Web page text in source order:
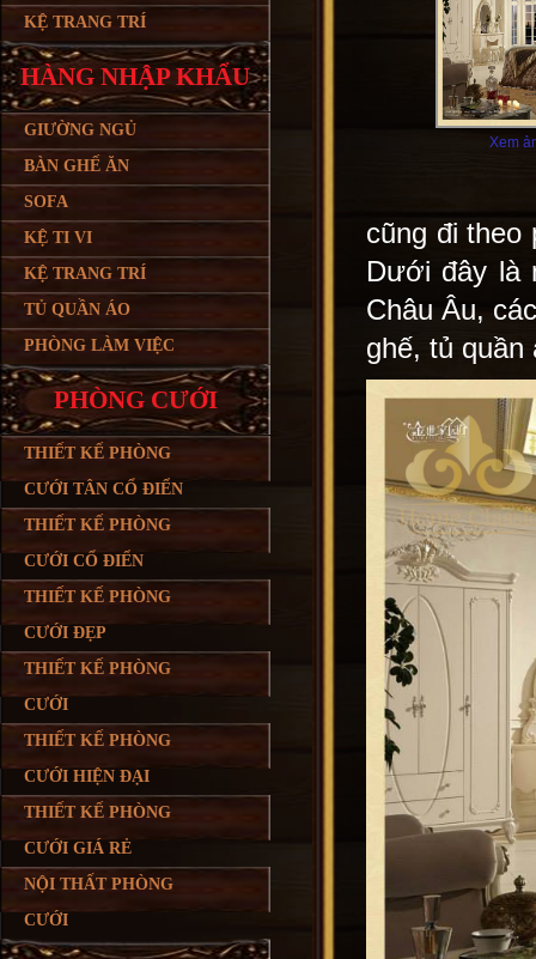
KỆ TRANG TRÍ
HÀNG NHẬP KHẨU
GIƯỜNG NGỦ
BÀN GHẾ ĂN
SOFA
KỆ TI VI
KỆ TRANG TRÍ
TỦ QUẦN ÁO
PHÒNG LÀM VIỆC
PHÒNG CƯỚI
THIẾT KẾ PHÒNG
CƯỚI TÂN CỔ ĐIỂN
THIẾT KẾ PHÒNG
CƯỚI CỔ ĐIỂN
THIẾT KẾ PHÒNG
CƯỚI ĐẸP
THIẾT KẾ PHÒNG
CƯỚI
THIẾT KẾ PHÒNG
CƯỚI HIỆN ĐẠI
THIẾT KẾ PHÒNG
CƯỚI GIÁ RẺ
NỘI THẤT PHÒNG
CƯỚI
Xem
cũng đi theo
Dưới đây là
Châu Âu,
ghế, tủ quần